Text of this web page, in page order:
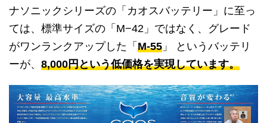
ナソニックシリーズの「カオスバッテリー」に至っ
ては、標準サイズの「M−42」ではなく、グレード
がワンランクアップした「 M-55 」 というバッテリ
ーが、 8,000円という低価格を実現しています。